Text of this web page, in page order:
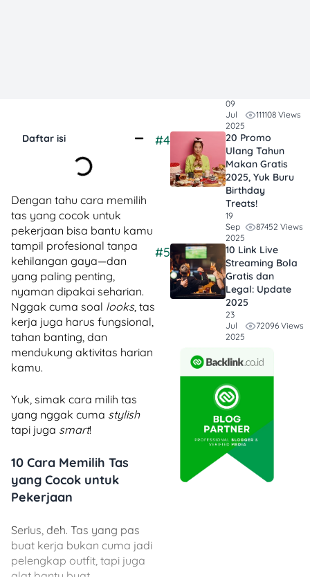
Daftar isi
Dengan tahu cara memilih
tas yang cocok untuk
pekerjaan bisa bantu kamu
tampil profesional tanpa
kehilangan gaya—dan
yang paling penting,
nyaman dipakai seharian.
Nggak cuma soal looks, tas
kerja juga harus fungsional,
tahan banting, dan
mendukung aktivitas harian
kamu.
Yuk, simak cara milih tas
yang nggak cuma stylish
tapi juga smart!
10 Cara Memilih Tas
yang Cocok untuk
Pekerjaan
Serius, deh. Tas yang pas
buat kerja bukan cuma jadi
pelengkap outfit, tapi juga
09
Jul
2025
111108 Views
#4
20 Promo
Ulang Tahun
Makan Gratis
2025, Yuk Buru
Birthday
Treats!
19
Sep
2025
87452 Views
#5
10 Link Live
Streaming Bola
Gratis dan
Legal: Update
2025
23
Jul
2025
72096 Views